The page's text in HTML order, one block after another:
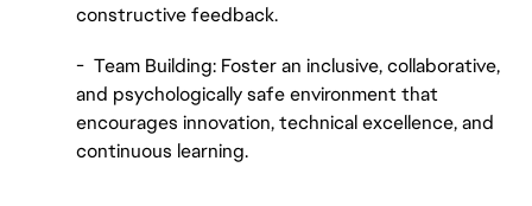
constructive feedback.
- Team Building: Foster an inclusive, collaborative,
and psychologically safe environment that
encourages innovation, technical excellence, and
continuous learning.